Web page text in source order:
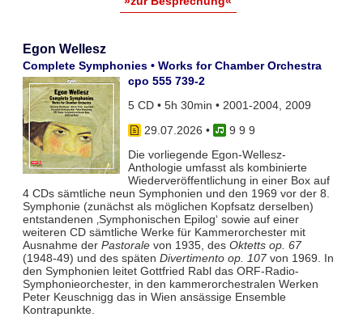
Egon Wellesz
Complete Symphonies • Works for Chamber Orchestra
cpo 555 739-2
5 CD • 5h 30min • 2001-2004, 2009
29.07.2026 •
9 9 9
Die vorliegende Egon-Wellesz-
Anthologie umfasst als kombinierte
Wiederveröffentlichung in einer Box auf
4 CDs sämtliche neun Symphonien und den 1969 vor der 8.
Symphonie (zunächst als möglichen Kopfsatz derselben)
entstandenen ‚Symphonischen Epilog‘ sowie auf einer
weiteren CD sämtliche Werke für Kammerorchester mit
Ausnahme der Pastoralevon 1935, des Oktetts op. 67
(1948-49) und des späten Divertimento op. 107von 1969. In
den Symphonien leitet Gottfried Rabl das ORF-Radio-
Symphonieorchester, in den kammerorchestralen Werken
Peter Keuschnigg das in Wien ansässige Ensemble
Kontrapunkte.